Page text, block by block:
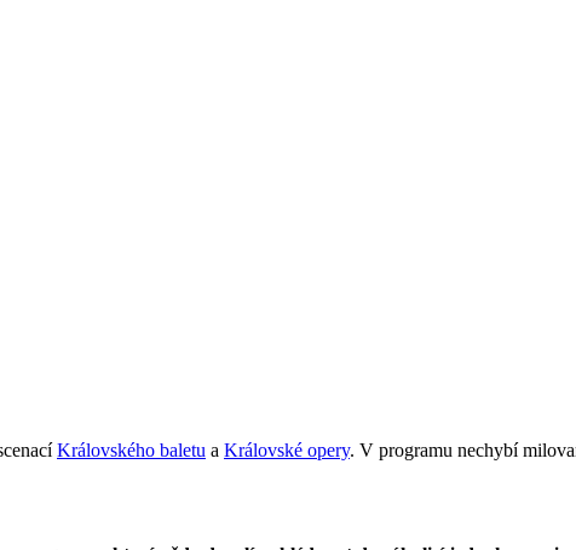
Královského baletu a Královské opery. V programu nechybí